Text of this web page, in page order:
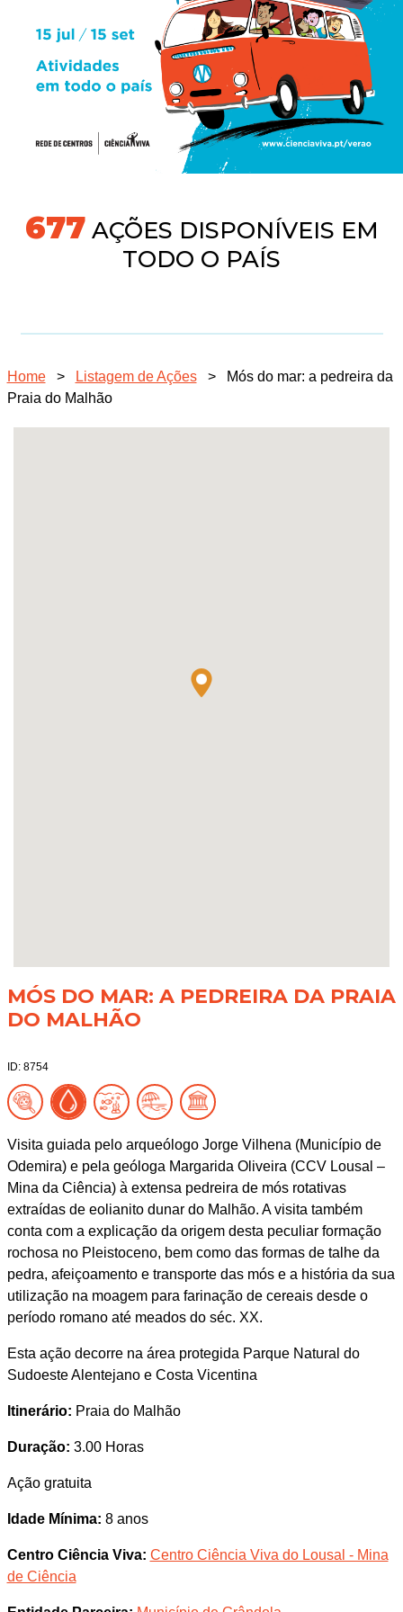
704 AÇÕES DISPONÍVEIS EM
TODO O PAÍS
Home > Listagem de Ações >
Mós do mar: a pedreira da
Praia do Malhão
MÓS DO MAR: A PEDREIRA DA PRAIA
DO MALHÃO
ID: 8754
Visita guiada pelo arqueólogo Jorge Vilhena (Município de
Odemira) e pela geóloga Margarida Oliveira (CCV Lousal –
Mina da Ciência) à extensa pedreira de mós rotativas
extraídas de eolianito dunar do Malhão. A visita também
conta com a explicação da origem desta peculiar formação
rochosa no Pleistoceno, bem como das formas de talhe da
pedra, afeiçoamento e transporte das mós e a história da sua
utilização na moagem para farinação de cereais desde o
período romano até meados do séc. XX.
Esta ação decorre na área protegida Parque Natural do
Sudoeste Alentejano e Costa Vicentina
Itinerário: Praia do Malhão
Duração: 3.00 Horas
Ação gratuita
Idade Mínima: 8 anos
Centro Ciência Viva: Centro Ciência Viva do Lousal - Mina
de Ciência